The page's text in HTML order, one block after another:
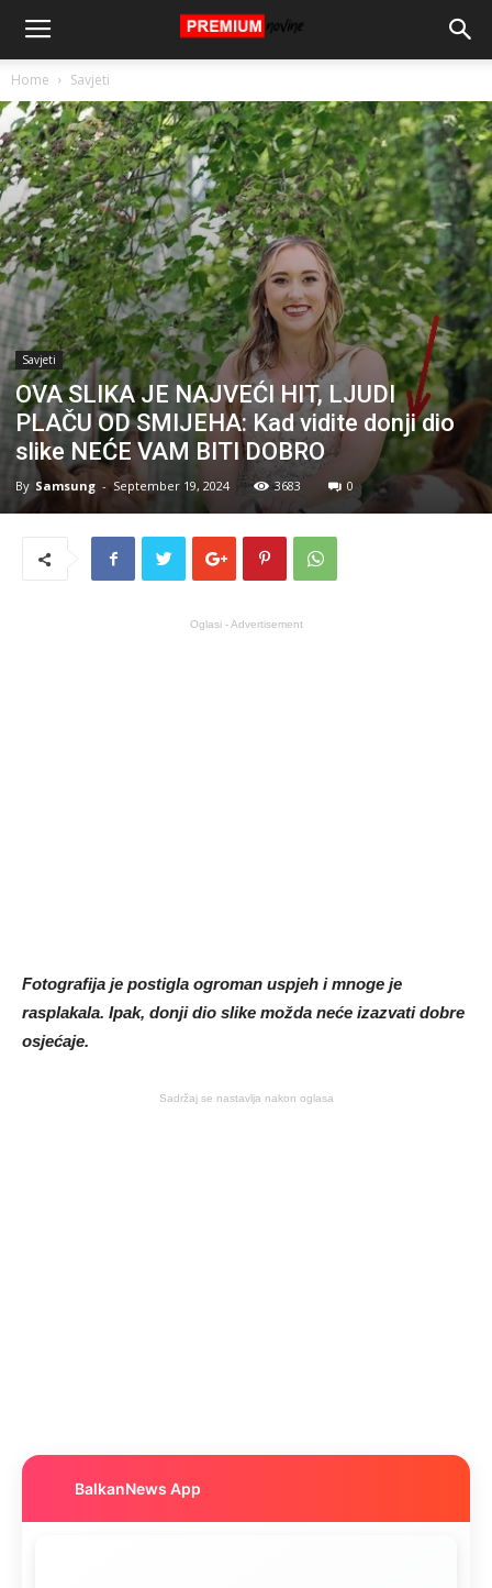
Home Savjeti
Savjeti
OVA SLIKA JE NAJVEĆI HIT, LJUDI
PLAČU OD SMIJEHA: Kad vidite donji dio
slike NEĆE VAM BITI DOBRO
By Samsung - September 19, 2024 3683 0
Oglasi - Advertisement
Fotografija je postigla ogroman uspjeh i mnoge je
rasplakala. Ipak, donji dio slike možda neće izazvati dobre
osjećaje.
Sadržaj se nastavlja nakon oglasa
BalkanNews App